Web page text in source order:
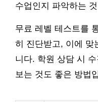
수업인지 파악하는
무료 레벨 테스트를
히 진단받고, 이에 맞
니다. 학원 상담 시
보는 것도 좋은 방법